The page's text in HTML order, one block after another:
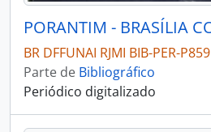
BR DFFUNAI RJMI BIB-PER-P859
Parte de Bibliográfico
Periódico digitalizado